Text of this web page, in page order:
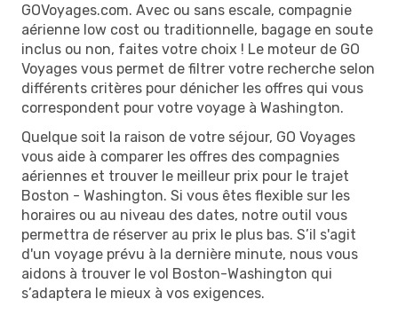
GOVoyages.com. Avec ou sans escale, compagnie
aérienne low cost ou traditionnelle, bagage en soute
inclus ou non, faites votre choix ! Le moteur de GO
Voyages vous permet de filtrer votre recherche selon
différents critères pour dénicher les offres qui vous
correspondent pour votre voyage à Washington.
Quelque soit la raison de votre séjour, GO Voyages
vous aide à comparer les offres des compagnies
aériennes et trouver le meilleur prix pour le trajet
Boston - Washington. Si vous êtes flexible sur les
horaires ou au niveau des dates, notre outil vous
permettra de réserver au prix le plus bas. S’il s'agit
d'un voyage prévu à la dernière minute, nous vous
aidons à trouver le vol Boston-Washington qui
s’adaptera le mieux à vos exigences.